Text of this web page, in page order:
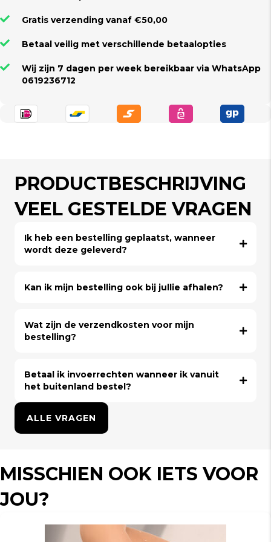
Gratis verzending vanaf €50,00
Betaal veilig met verschillende betaalopties
Wij zijn 7 dagen per week bereikbaar via WhatsApp
0619236712
PRODUCTBESCHRIJVING
VEEL GESTELDE VRAGEN
Ik heb een bestelling geplaatst, wanneer
wordt deze geleverd?
Kan ik mijn bestelling ook bij jullie afhalen?
Wat zijn de verzendkosten voor mijn
bestelling?
Betaal ik invoerrechten wanneer ik vanuit
het buitenland bestel?
ALLE VRAGEN
MISSCHIEN OOK IETS VOOR
JOU?